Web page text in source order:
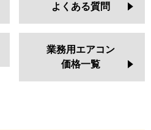
よくある質問
業務用エアコン
価格一覧